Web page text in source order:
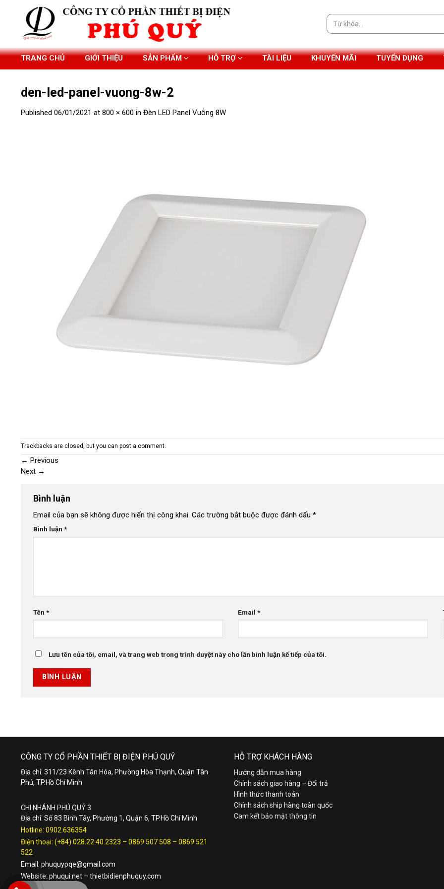
Tìm
kiếm:
TRANG CHỦ GIỚI THIỆU SẢN PHẨM HỖ TRỢ TÀI LIỆU KHUYẾN MÃI TUYỂN DỤNG
den-led-panel-vuong-8w-2
Published 06/01/2021 at 800 × 600 in Đèn LED Panel Vuông 8W
Trackbacks are closed, but you can post a comment
← Previous
Next →
Bình luận
Email của bạn sẽ không được hiển thị công khai. Các trường bắt buộc được đánh dấu *
Bình luận *
Tên * Email*
Lưu tên của tôi, email, và trang web trong trình duyệt này cho lần bình luận kế tiếp của tôi.
CÔNG TY CỔ PHẦN THIẾT BỊ ĐIỆN PHÚ QUÝ
Địa chỉ: 311/23 Kênh Tân Hóa, Phường Hòa Thạnh, Quận Tân
Phú, TP.Hồ Chí Minh
CHI NHÁNH PHÚ QUÝ 3
Địa chỉ: Số 83 Bình Tây, Phường 1, Quận 6, TP.Hồ Chí Minh
Hotline: 0902.636354
Điện thoại: (+84) 028.22.40.2323 – 0869 507 508 – 0869 521
522
Email: phuquypqe@gmail.com
Website: phuqui.net – thietbidienphuquy.com
HỖ TRỢ KHÁCH HÀNG
Hướng dẫn mua hàng
Chính sách giao hàng – Đổi trả
Hình thức thanh toán
Chính sách ship hàng toàn quốc
Cam kết bảo mật thông tin